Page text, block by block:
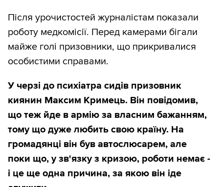
Після урочистостей журналістам показали
роботу медкомісії. Перед камерами бігали
майже голі призовники, що прикривалися
особистими справами.
У черзі до психіатра сидів призовник
киянин Максим Кримець. Він повідомив,
що теж йде в армію за власним бажанням,
тому що дуже любить свою країну. На
громадянці він був автослюсарем, але
поки що, у зв'язку з кризою, роботи немає -
і це ще одна причина, за якою він іде